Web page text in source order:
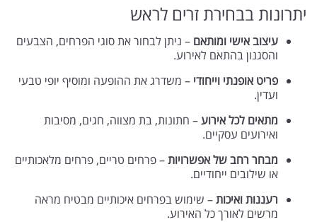
יתרונות בבחירת זרים לראש
עיצוב אישי ומותאם – ניתן לבחור את סוגי הפרחים, הצבעים
והסגנון בהתאם לאירוע.
פריט אופנתי וייחודי – משדרג את ההופעה ומוסיף יופי טבעי
ועדין.
מתאים לכל אירוע– חתונות, בת מצווה, חגים, מסיבות
ואירועים עסקיים.
מבחר רחב של אפשרויות– פרחים טריים, פרחים מלאכותיים
או שילובים ייחודיים.
רעננות ואיכות– שימוש בפרחים איכותיים מבטיח מראה
מרשים לאורך כל האירוע.